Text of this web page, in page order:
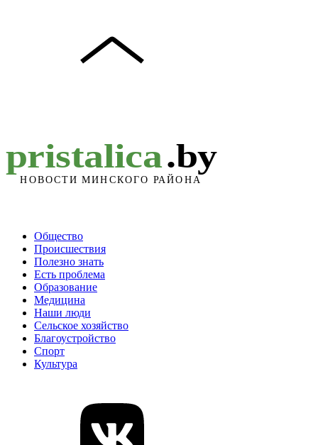
Общество
Происшествия
Полезно знать
Есть проблема
Образование
Медицина
Наши люди
Сельское хозяйство
Благоустройство
Спорт
Культура